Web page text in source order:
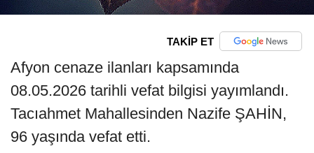
TAKİP ET
Afyon cenaze ilanları kapsamında
08.05.2026 tarihli vefat bilgisi yayımlandı.
Tacıahmet Mahallesinden Nazife ŞAHİN,
96 yaşında vefat etti.